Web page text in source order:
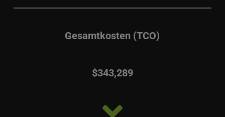
Gesamtkosten (TCO)
$343,289